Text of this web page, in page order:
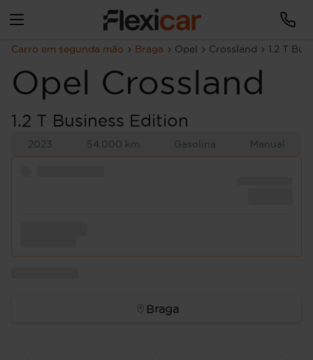
Carro em segunda mão Braga Opel Crossland 1.2 T
Opel Crossland
1.2 T Business Edition
2023 54.000 km Gasolina Manual
Braga